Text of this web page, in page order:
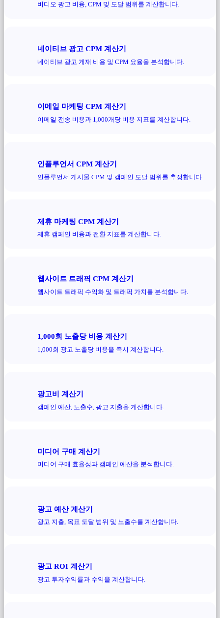
비디오 광고 비용, CPM 및 도달 범위를 계산합니다.
네이티브 광고 CPM 계산기
네이티브 광고 게재 비용 및 CPM 요율을 분석합니다.
이메일 마케팅 CPM 계산기
이메일 전송 비용과 1,000개당 비용 지표를 계산합니다.
인플루언서 CPM 계산기
인플루언서 게시물 CPM 및 캠페인 도달 범위를 추정합니다.
제휴 마케팅 CPM 계산기
제휴 캠페인 비용과 전환 지표를 계산합니다.
웹사이트 트래픽 CPM 계산기
웹사이트 트래픽 수익화 및 트래픽 가치를 분석합니다.
1,000회 노출당 비용 계산기
1,000회 광고 노출당 비용을 즉시 계산합니다.
광고비 계산기
캠페인 예산, 노출수, 광고 지출을 계산합니다.
미디어 구매 계산기
미디어 구매 효율성과 캠페인 예산을 분석합니다.
광고 예산 계산기
광고 지출, 목표 도달 범위 및 노출수를 계산합니다.
광고 ROI 계산기
광고 투자수익률과 수익을 계산합니다.